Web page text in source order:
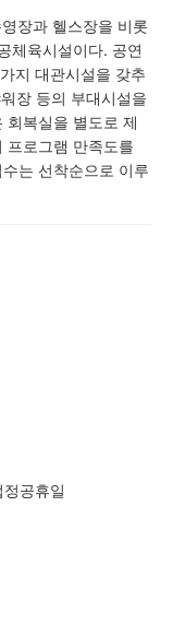
장과 헬스장을 비롯
체육시설이다. 공연
지 대관시설을 갖추
장 등의 부대시설을
회복실을 별도로 제
프로그램 만족도를
는 선착순으로 이루
공휴일